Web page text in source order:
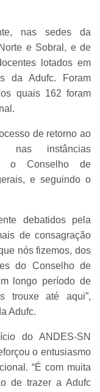
nas sedes da
e Sobral, e de
lotados em
da Adufc. Foram
quais 162 foram
de retorno ao
nas instâncias
o Conselho de
e seguindo o
debatidos pela
de consagração
nós fizemos, dos
do Conselho de
longo período de
trouxe até aqui”,
Adufc.
do ANDES-SN
o entusiasmo
“É com muita
de trazer a Adufc